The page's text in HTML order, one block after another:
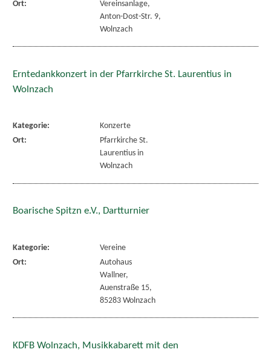
Ort:
Vereinsanlage,
Anton-Dost-Str. 9,
Wolnzach
Erntedankkonzert in der Pfarrkirche St. Laurentius in
Wolnzach
Kategorie:
Konzerte
Ort:
Pfarrkirche St.
Laurentius in
Wolnzach
Boarische Spitzn e.V., Dartturnier
Kategorie:
Vereine
Ort:
Autohaus
Wallner,
Auenstraße 15,
85283 Wolnzach
KDFB Wolnzach, Musikkabarett mit den